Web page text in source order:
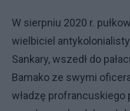
W sierpniu 2020 r.
wielbiciel
Sankary, wszedł do
Bamako ze swymi
władzę profrancuskiego